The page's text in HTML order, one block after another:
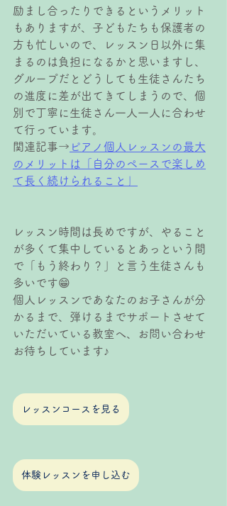
励まし合ったりできるというメリット
もありますが、子どもたちも保護者の
方も忙しいので、レッスン日以外に集
まるのは負担になるかと思いますし、
グループだとどうしても生徒さんたち
の進度に差が出てきてしまうので、個
別で丁寧に生徒さん一人一人に合わせ
て行っています。
関連記事→ ピアノ個人レッスンの最大
のメリットは「自分のペースで楽しめ
て長く続けられること」
レッスン時間は長めですが、やること
が多くて集中しているとあっという間
で「もう終わり？」と言う生徒さんも
多いです😁
個人レッスンであなたのお子さんが分
かるまで、弾けるまでサポートさせて
いただいている教室へ、お問い合わせ
お待ちしています♪
レッスンコースを見る
体験レッスンを申し込む